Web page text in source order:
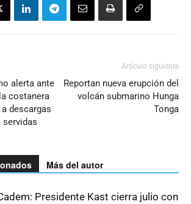
alerta ante
costanera
descargas
servidas
Artículo siguiente
Reportan nueva erupción del
volcán submarino Hunga
Tonga
Más del autor
Presidente Kast cierra julio con